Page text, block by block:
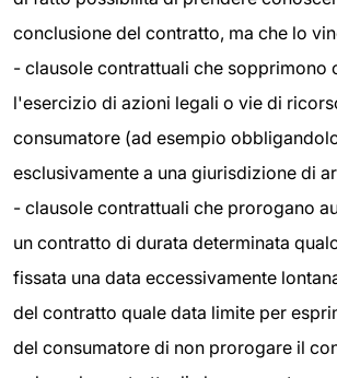
conclusione del contratto, ma che lo
- clausole contrattuali che sopprimono
l'esercizio di azioni legali o vie di
consumatore (ad esempio
esclusivamente a una giurisdizione di
- clausole contrattuali che prorogano
un contratto di durata determinata
fissata una data eccessivamente
del contratto quale data limite per
del consumatore di non prorogare il